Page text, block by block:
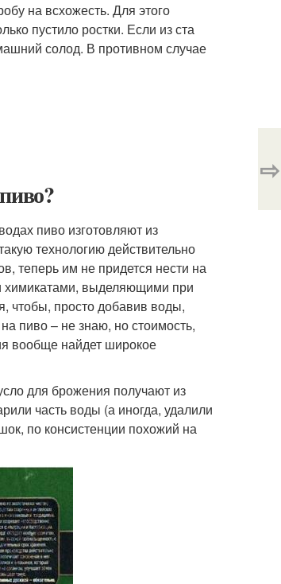
на всхожесть. Для этого
пустило ростки. Если из ста
солод. В противном случае
пиво изготовляют из
технологию действительно
теперь им не придется нести на
химикатами, выделяющими при
чтобы, просто добавив воды,
пиво – не знаю, но стоимость,
вообще найдет широкое
для брожения получают из
часть воды (а иногда, удалили
по консистенции похожий на
⇨